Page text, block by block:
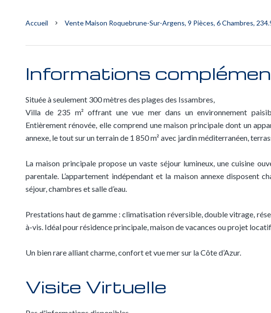
Accueil Vente Maison Roquebrune-Sur-Argens, 9 Pièces, 6 Chambres,
Informations
Située à seulement 300 mètres des plages des Issambres,
Villa de 235 m² offrant une vue mer dans un environnement
Entièrement rénovée, elle comprend une maison principale dont un
annexe, le tout sur un terrain de 1 850 m² avec jardin méditerranéen,
La maison principale propose un vaste séjour lumineux, une cuisine
parentale. L’appartement indépendant et la maison annexe disposent
séjour, chambres et salle d’eau.
Prestations haut de gamme : climatisation réversible, double vitrage,
à-vis. Idéal pour résidence principale, maison de vacances ou projet
Un bien rare alliant charme, confort et vue mer sur la Côte d’Azur.
Visite Virtuelle